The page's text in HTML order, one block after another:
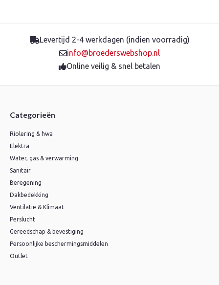
Levertijd 2-4 werkdagen (indien voorradig)
info@broederswebshop.nl
Online veilig & snel betalen
Categorieën
Riolering & hwa
Elektra
Water, gas & verwarming
Sanitair
Beregening
Dakbedekking
Ventilatie & Klimaat
Perslucht
Gereedschap & bevestiging
Persoonlijke beschermingsmiddelen
Outlet